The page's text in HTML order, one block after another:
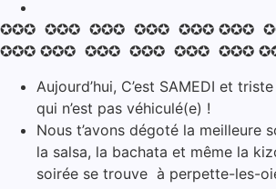
✪✪✪ ✪✪✪ ✪✪✪ ✪✪✪ ✪✪✪ ✪✪✪
✪✪✪ ✪✪✪ ✪✪✪ ✪✪✪ ✪✪✪ ✪✪✪
Aujourd’hui, C’est SAMEDI et
qui n’est pas véhiculé(e) !
Nous t’avons dégoté la meilleure
la salsa, la bachata et même la
soirée se trouve à perpette-les-